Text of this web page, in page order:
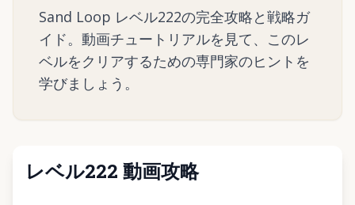
Sand Loop レベル222の完全攻略と戦略ガ
イド。動画チュートリアルを見て、このレ
ベルをクリアするための専門家のヒントを
学びましょう。
レベル222 動画攻略
クリックして動画を再生